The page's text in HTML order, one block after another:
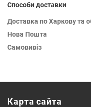
Способи доставки
Доставка по Харкову та
Нова Пошта
Самовивіз
Карта сайта